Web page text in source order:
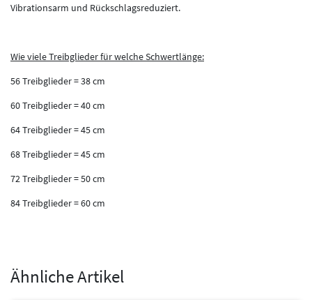
Vibrationsarm und Rückschlagsreduziert.
Wie viele Treibglieder für welche Schwertlänge:
56 Treibglieder = 38 cm
60 Treibglieder = 40 cm
64 Treibglieder = 45 cm
68 Treibglieder = 45 cm
72 Treibglieder = 50 cm
84 Treibglieder = 60 cm
Ähnliche Artikel